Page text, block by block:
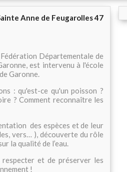
Anne de Feugarolles 47
Départementale de
est intervenu à l'école
Garonne.
: qu'est-ce qu'un poisson ?
? Comment reconnaître les
des espèces et de leur
vers… ), découverte du rôle
la qualité de l’eau.
et de préserver les
!